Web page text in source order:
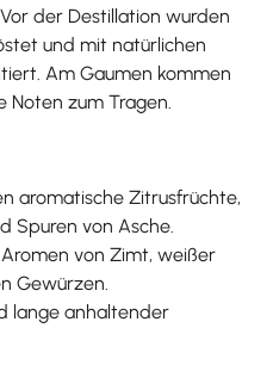
der Destillation wurden
und mit natürlichen
Am Gaumen kommen
Noten zum Tragen.
aromatische Zitrusfrüchte,
Spuren von Asche.
von Zimt, weißer
Gewürzen.
lange anhaltender